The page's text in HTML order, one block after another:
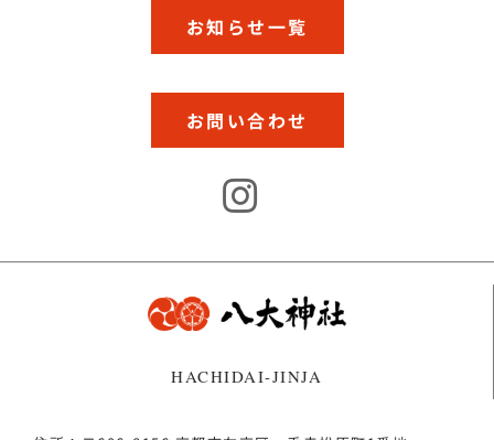
お知らせ一覧
お問い合わせ
HACHIDAI-JINJA